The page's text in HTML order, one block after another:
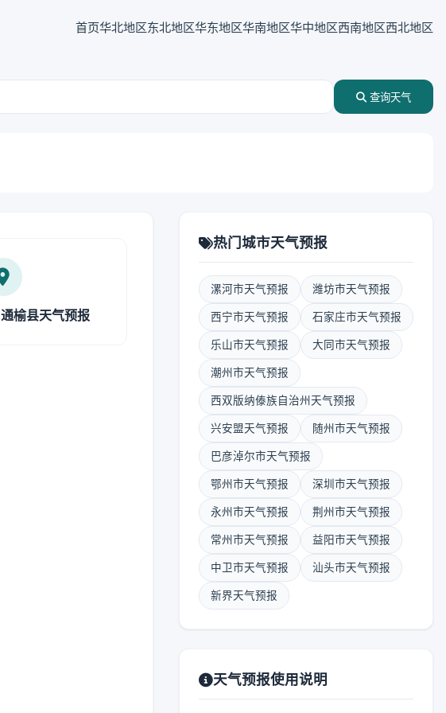
首页华北地区东北地区华东地区华南地区华中地区西南地区西北地区
查询天气
通榆县天气预报
热门城市天气预报
漯河市天气预报 潍坊市天气预报
西宁市天气预报 石家庄市天气预报
乐山市天气预报 大同市天气预报
潮州市天气预报
西双版纳傣族自治州天气预报
兴安盟天气预报 随州市天气预报
巴彦淖尔市天气预报
鄂州市天气预报 深圳市天气预报
永州市天气预报 荆州市天气预报
常州市天气预报 益阳市天气预报
中卫市天气预报 汕头市天气预报
新界天气预报
天气预报使用说明